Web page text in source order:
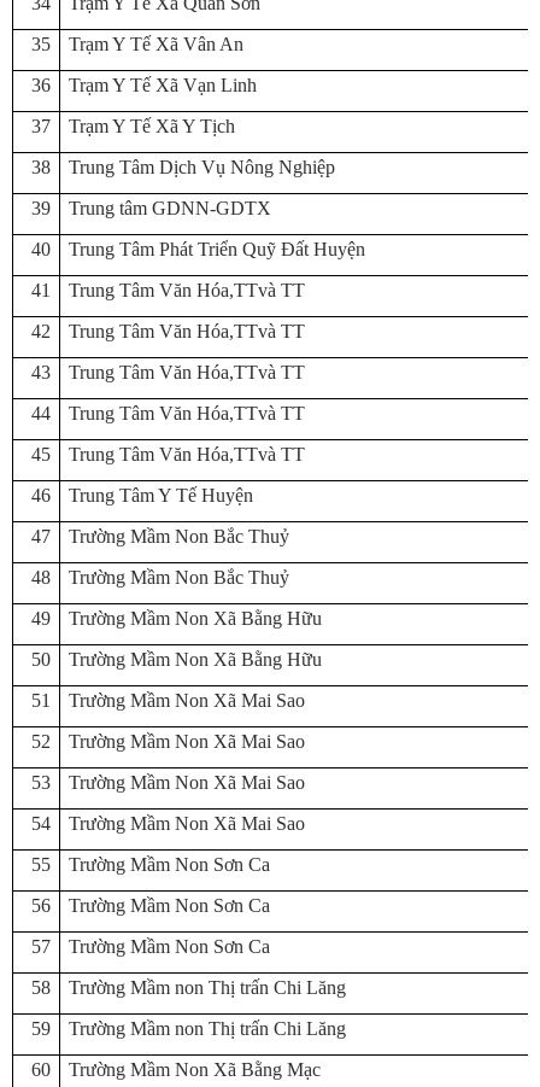
35
Trạm Y Tế Xã Vân An
36
Trạm Y Tế Xã Vạn Linh
37
Trạm Y Tế Xã Y Tịch
38
Trung Tâm Dịch Vụ Nông Nghiệp
39
Trung tâm GDNN-GDTX
40
Trung Tâm Phát Triển Quỹ Đất Huyện
41
Trung Tâm Văn Hóa,TTvà TT
42
Trung Tâm Văn Hóa,TTvà TT
43
Trung Tâm Văn Hóa,TTvà TT
44
Trung Tâm Văn Hóa,TTvà TT
45
Trung Tâm Văn Hóa,TTvà TT
46
Trung Tâm Y Tế Huyện
47
Trường Mầm Non Bắc Thuỷ
48
Trường Mầm Non Bắc Thuỷ
49
Trường Mầm Non Xã Bằng Hữu
50
Trường Mầm Non Xã Bằng Hữu
51
Trường Mầm Non Xã Mai Sao
52
Trường Mầm Non Xã Mai Sao
53
Trường Mầm Non Xã Mai Sao
54
Trường Mầm Non Xã Mai Sao
55
Trường Mầm Non Sơn Ca
56
Trường Mầm Non Sơn Ca
57
Trường Mầm Non Sơn Ca
58
Trường Mầm non Thị trấn Chi Lăng
59
Trường Mầm non Thị trấn Chi Lăng
60
Trường Mầm Non Xã Bằng Mạc